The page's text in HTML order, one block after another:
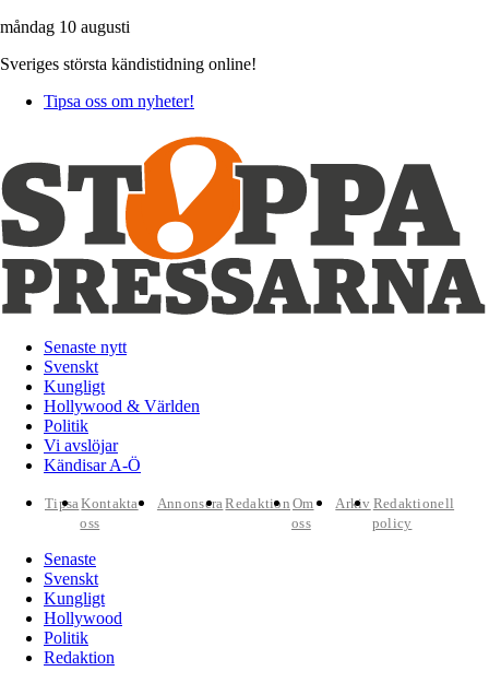
måndag 10 augusti
Sveriges största kändistidning online!
Tipsa oss om nyheter!
Senaste nytt
Svenskt
Kungligt
Hollywood & Världen
Politik
Vi avslöjar
Kändisar A-Ö
TipsaKontakta
oss
AnnonseraRedaktion Om
oss
Arkiv Redaktionell
policy
Senaste
Svenskt
Kungligt
Hollywood
Politik
Redaktion